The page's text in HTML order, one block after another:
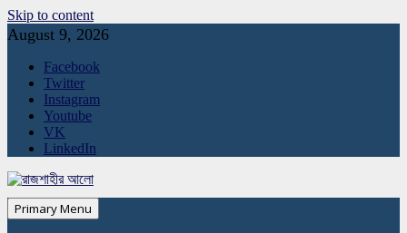
Skip to content
August 9, 2026
Facebook
Twitter
Instagram
Youtube
VK
LinkedIn
Primary Menu